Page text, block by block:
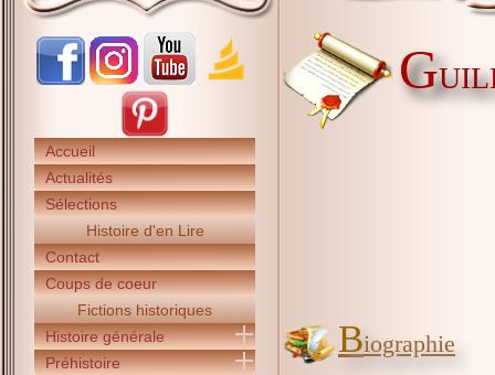
Accueil
Actualités
Sélections
Histoire d'en Lire
Contact
Coups de coeur
Fictions historiques
Histoire générale
Préhistoire
G
Biographie